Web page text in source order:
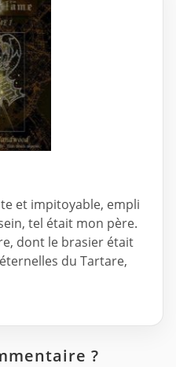
et impitoyable, empli
tel était mon père.
dont le brasier était
du Tartare,
?